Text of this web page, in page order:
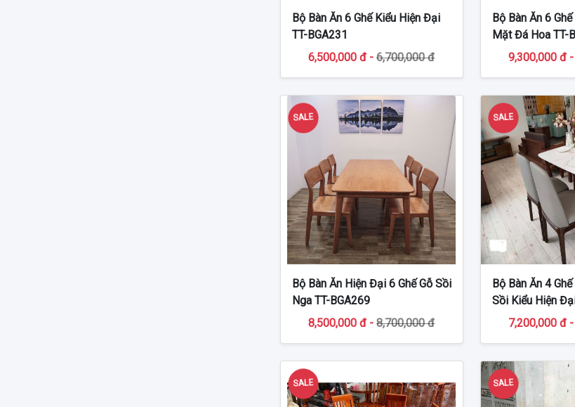
Bộ Bàn Ăn 6 Ghế Kiểu Hiện Đại
TT-BGA231
6,500,000 đ -6,700,000 đ
Bộ Bàn Ăn 6
Mặt Đá Hoa TT-
9,300,000 đ
SALE
Bộ Bàn Ăn Hiện Đại 6 Ghế Gỗ Sồi
Nga TT-BGA269
8,500,000 đ -8,700,000 đ
SALE
Bộ Bàn Ăn 4
Sồi Kiểu Hiện
7,200,000 đ
SALE SALE